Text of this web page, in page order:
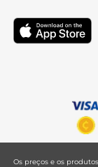
Os preços e os